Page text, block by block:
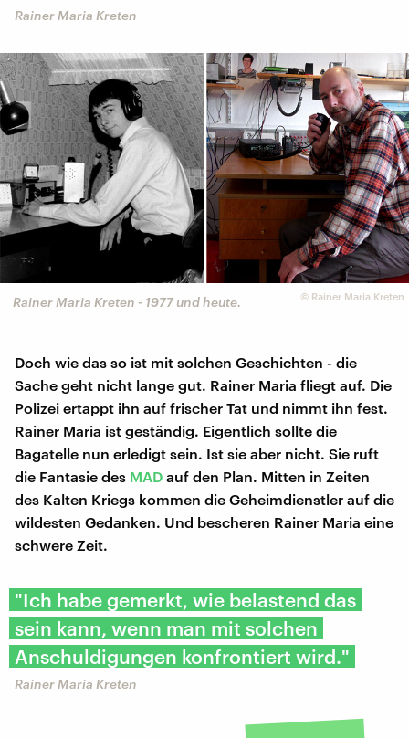
Rainer Maria Kreten
© Rainer Maria Kreten
Rainer Maria Kreten - 1977 und heute.
Doch wie das so ist mit solchen Geschichten - die
Sache geht nicht lange gut. Rainer Maria fliegt auf. Die
Polizei ertappt ihn auf frischer Tat und nimmt ihn fest.
Rainer Maria ist geständig. Eigentlich sollte die
Bagatelle nun erledigt sein. Ist sie aber nicht. Sie ruft
die Fantasie des MAD auf den Plan. Mitten in Zeiten
des Kalten Kriegs kommen die Geheimdienstler auf die
wildesten Gedanken. Und bescheren Rainer Maria eine
schwere Zeit.
"Ich habe gemerkt, wie belastend das
sein kann, wenn man mit solchen
Anschuldigungen konfrontiert wird."
Rainer Maria Kreten